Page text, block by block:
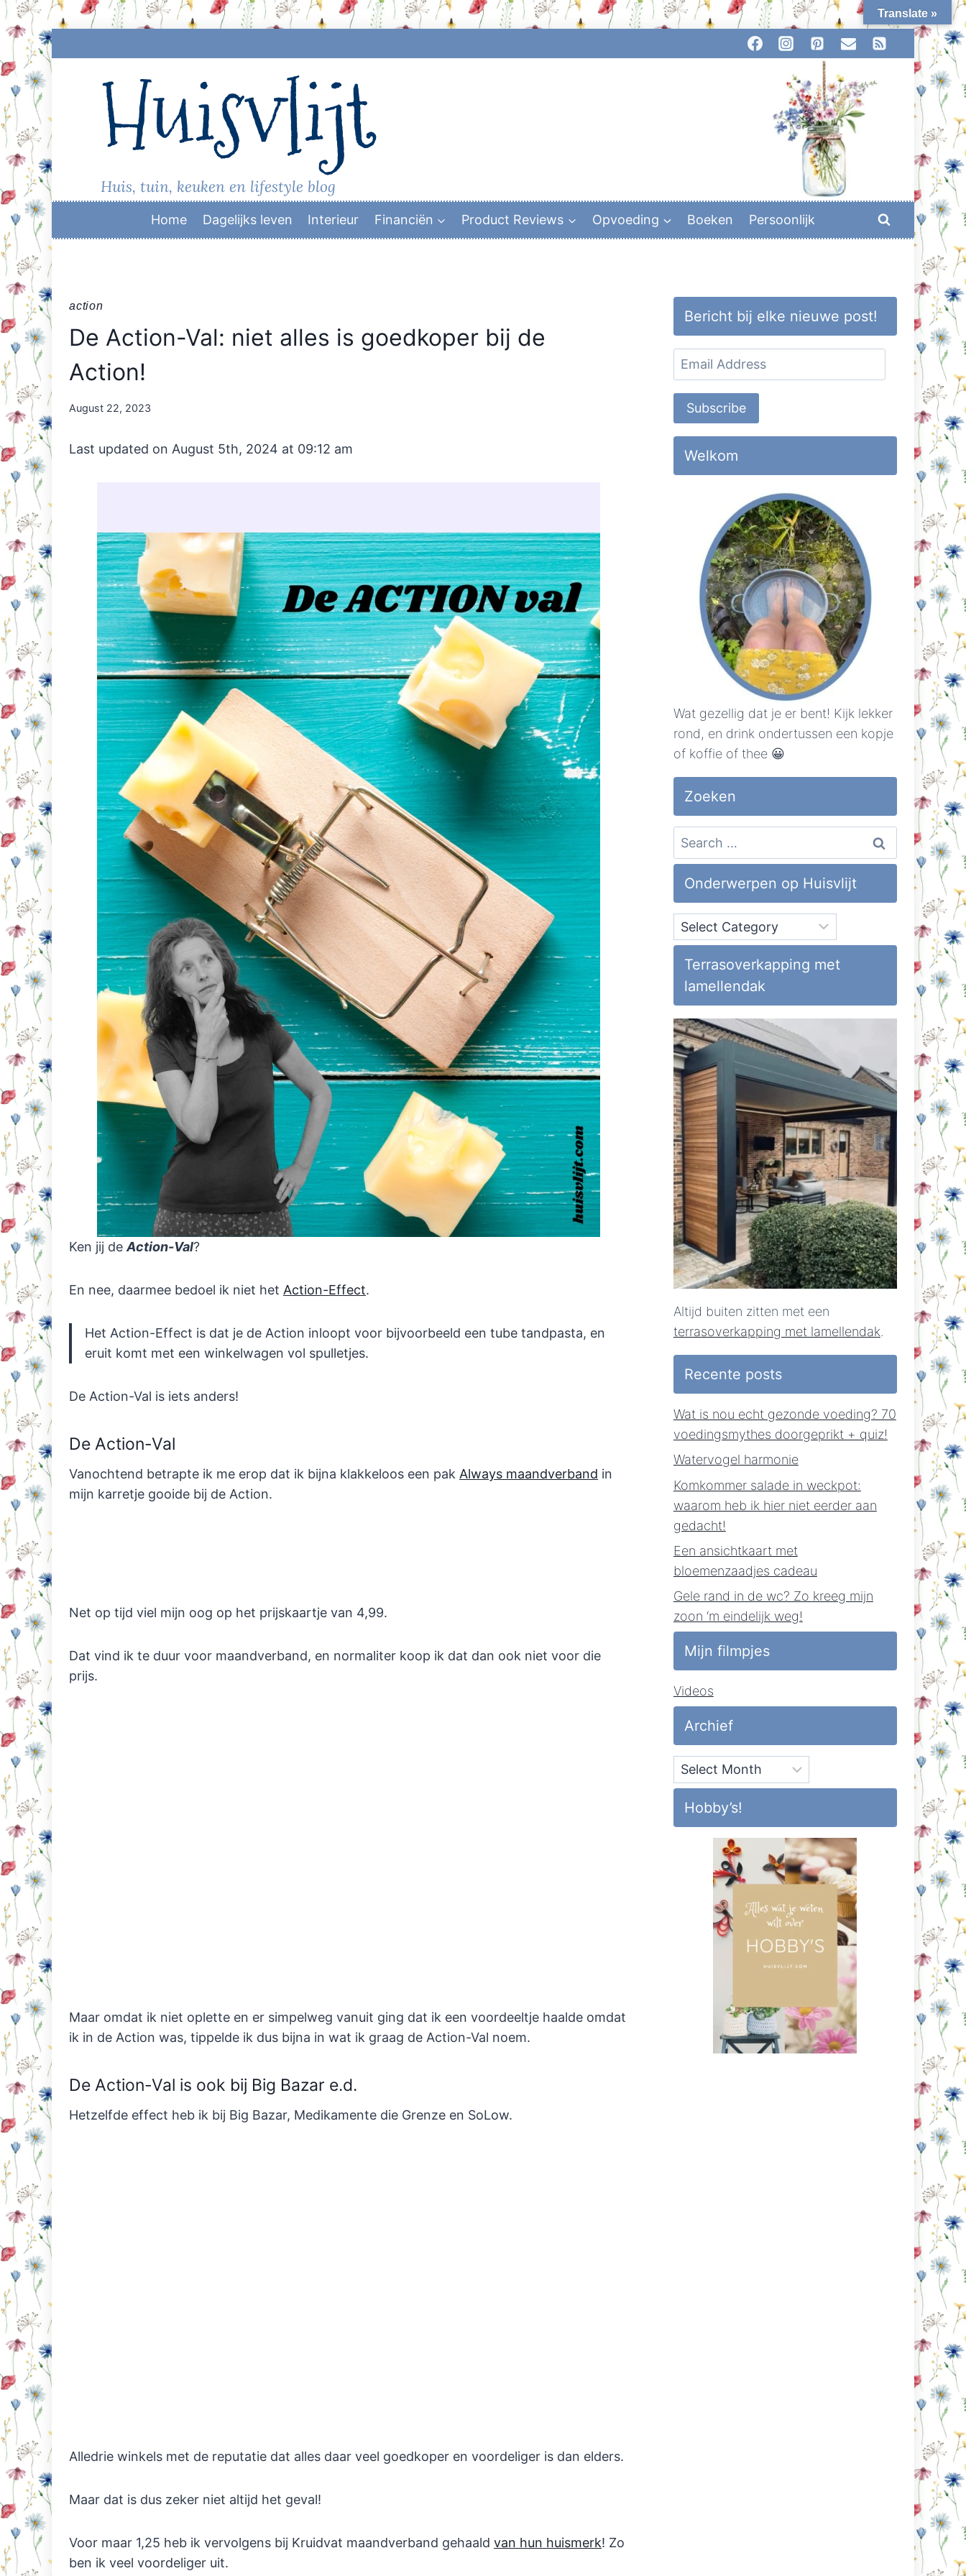
Skip
to
Huisvlijt
Huis, tuin, keuken en lifestyle blog
Home Dagelijks leven Interieur Financiën Product Reviews Opvoeding Boeken Persoonlijk
action
De Action-Val: niet alles is goedkoper bij de
Action!
By
August 22, 2023
Last updated on August 5th, 2024 at 09:12 am
Ken jij de Action-Val?
En nee, daarmee bedoel ik niet het Action-Effect.
Het Action-Effect is dat je de Action inloopt voor bijvoorbeeld een tube tandpasta, en
eruit komt met een winkelwagen vol spulletjes.
De Action-Val is iets anders!
De Action-Val
Vanochtend betrapte ik me erop dat ik bijna klakkeloos een pak Always maandverband in
mijn karretje gooide bij de Action.
Net op tijd viel mijn oog op het prijskaartje van 4,99.
Dat vind ik te duur voor maandverband, en normaliter koop ik dat dan ook niet voor die
prijs.
Maar omdat ik niet oplette en er simpelweg vanuit ging dat ik een voordeeltje haalde omdat
ik in de Action was, tippelde ik dus bijna in wat ik graag de Action-Val noem.
De Action-Val is ook bij Big Bazar e.d.
Hetzelfde effect heb ik bij Big Bazar, Medikamente die Grenze en SoLow.
Alledrie winkels met de reputatie dat alles daar veel goedkoper en voordeliger is dan elders.
Maar dat is dus zeker niet altijd het geval!
Voor maar 1,25 heb ik vervolgens bij Kruidvat maandverband gehaald van hun huismerk! Zo
ben ik veel voordeliger uit.
Bericht bij elke nieuwe post!
Email
Address
Subscribe
Welkom
Wat gezellig dat je er bent! Kijk lekker
rond, en drink ondertussen een kopje
of koffie of thee 😀
Zoeken
Search
for:
Onderwerpen op Huisvlijt
Onderwerpen
op
Huisvlijt
Terrasoverkapping met
lamellendak
Altijd buiten zitten met een
terrasoverkapping met lamellendak.
Recente posts
Wat is nou echt gezonde voeding? 70
voedingsmythes doorgeprikt + quiz!
Watervogel harmonie
Komkommer salade in weckpot:
waarom heb ik hier niet eerder aan
gedacht!
Een ansichtkaart met
bloemenzaadjes cadeau
Gele rand in de wc? Zo kreeg mijn
zoon ‘m eindelijk weg!
Mijn filmpjes
Videos
Archief
Archief
Hobby’s!
Translate »